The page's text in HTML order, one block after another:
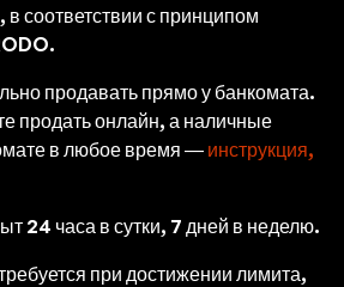
в соответствии с принципом
продавать прямо у банкомата.
продать онлайн, а наличные
в любое время — инструкция,
24 часа в сутки, 7 дней в неделю.
при достижении лимита,